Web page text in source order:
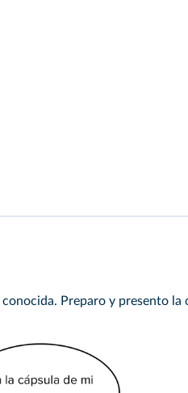
Preparo y presento